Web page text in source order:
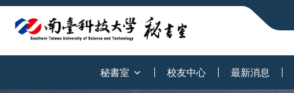
秘書室 校友中心 最新消息